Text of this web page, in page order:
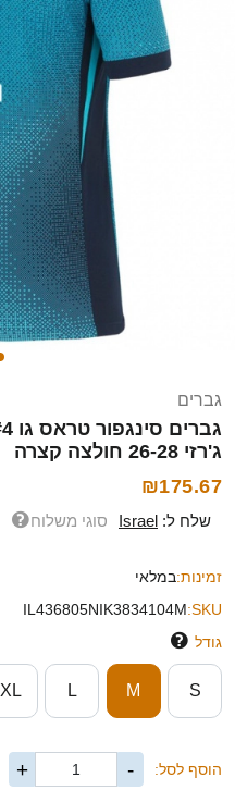
גברים
ג'רזי 26-28 חולצה קצרה
₪175.67
שלח ל: Israel סוגי משלוח
זמינות:במלאי
SKU:
IL436805NIK3834104M
גודל
S
M
L
XL
הוסף לסל: -
+